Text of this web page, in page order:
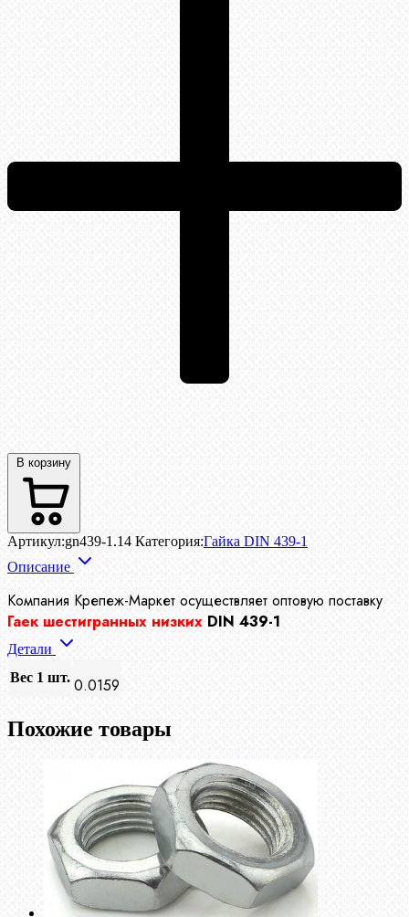
В корзину
Артикул:gn439-1.14 Категория:Гайка DIN 439-1
Описание
Компания Крепеж-Маркет осуществляет оптовую поставку
Гаек шестигранных низких DIN 439-1
Детали
Вес 1 шт. 0.0159
Похожие товары